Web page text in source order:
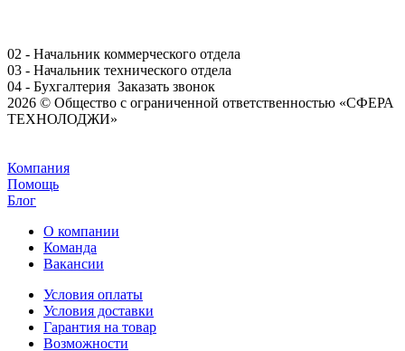
02 - Начальник коммерческого отдела
03 - Начальник технического отдела
04 - Бухгалтерия Заказать звонок
2026 © Общество с ограниченной ответственностью «СФЕРА
ТЕХНОЛОДЖИ»
Компания
Помощь
Блог
О компании
Команда
Вакансии
Условия оплаты
Условия доставки
Гарантия на товар
Возможности